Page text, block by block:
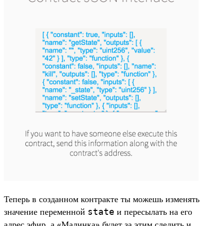
Теперь в созданном контракте ты можешь изменять
значение переменной state и пересылать на его